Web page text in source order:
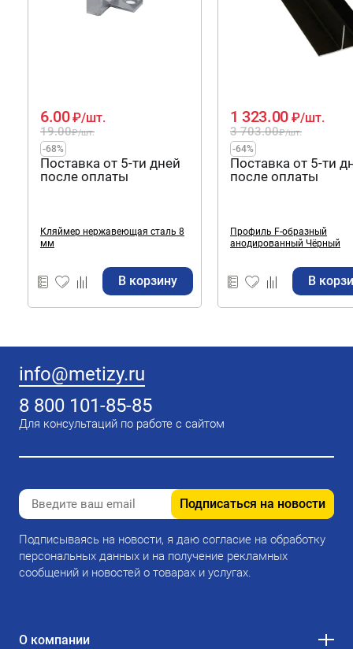
19.00₽/шт.
6.00 ₽/шт.
-68%
Поставка от 5-ти дней
после оплаты
Кляймер нержавеющая сталь 8
мм
В корзину
3 703.00₽/шт.
1 323.00 ₽/шт.
-64%
Поставка от 5-ти
после оплаты
Профиль F-образный
анодированный Чёрный
В
info@metizy.ru
8 800 101-85-85
Для консультаций по работе с сайтом
Подписаться на новости
Подписываясь на новости, я даю согласие на обработку
персональных данных и на получение рекламных
сообщений и новостей о товарах и услугах.
О компании